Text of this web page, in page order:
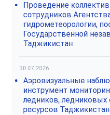
Проведение
сотрудников
гидрометеорологии,
Государственной
Таджикистан
30.07.2026
Аэровизуальные
инструмент
ледников, ледниковых
ресурсов